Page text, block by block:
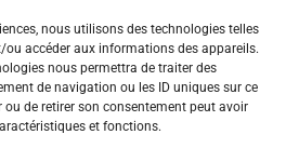
nous utilisons des technologies telles
ou accéder aux informations des appareils.
nous permettra de traiter des
de navigation ou les ID uniques sur ce
ou de retirer son consentement peut avoir
et fonctions.